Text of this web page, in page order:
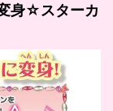
身☆スターカ